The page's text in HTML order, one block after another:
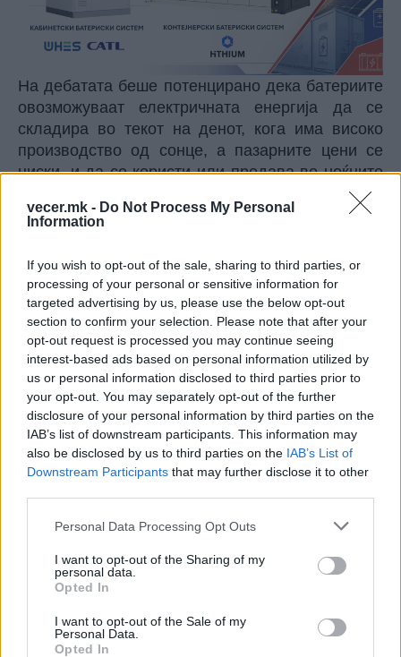
vecer.mk - Do Not Process My Personal
Information
If you wish to opt-out of the sale, sharing to third parties, or
processing of your personal or sensitive information for
targeted advertising by us, please use the below opt-out
section to confirm your selection. Please note that after your
opt-out request is processed you may continue seeing
interest-based ads based on personal information utilized by
us or personal information disclosed to third parties prior to
your opt-out. You may separately opt-out of the further
disclosure of your personal information by third parties on the
IAB’s list of downstream participants. This information may
also be disclosed by us to third parties on the IAB’s List of
Downstream Participants that may further disclose it to other
Personal Data Processing Opt Outs
I want to opt-out of the Sharing of my
personal data.
Opted In
I want to opt-out of the Sale of my
Personal Data.
Opted In
На дебатата беше потенцирано дека батериите
овозможуваат електричната енергија да се
складира во текот на денот, кога има високо
производство од сонце, а пазарните цени се
ниски, и да се користи или продава во ноќните
часови, кога нема сончево производство, а
побарувачката и пазарните цени на
На овој начин батериите создаваат добивка за
производителот, односно за електраната, а
истовремено му помагаат на
електроенергетскиот систем на Македонија,
штитејќи го од преоптоварување со прекумерни
количини енергија во критичните часови од
денот.